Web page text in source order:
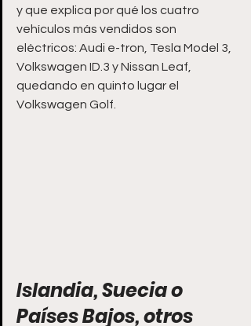
y que explica por qué los cuatro
vehículos más vendidos son
eléctricos: Audi e-tron, Tesla Model 3,
Volkswagen ID.3 y Nissan Leaf,
quedando en quinto lugar el
Volkswagen Golf.
Islandia, Suecia o
Países Bajos, otros